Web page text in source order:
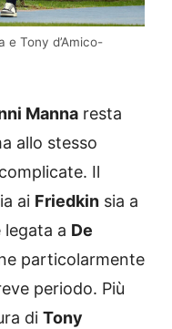
e Tony d’Amico-
Manna resta
allo stesso
Il
ai Friedkin sia a
legata a De
particolarmente
periodo. Più
di Tony